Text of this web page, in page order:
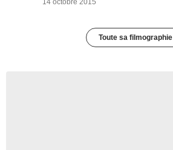
14 octobre 2015
Toute sa filmographie